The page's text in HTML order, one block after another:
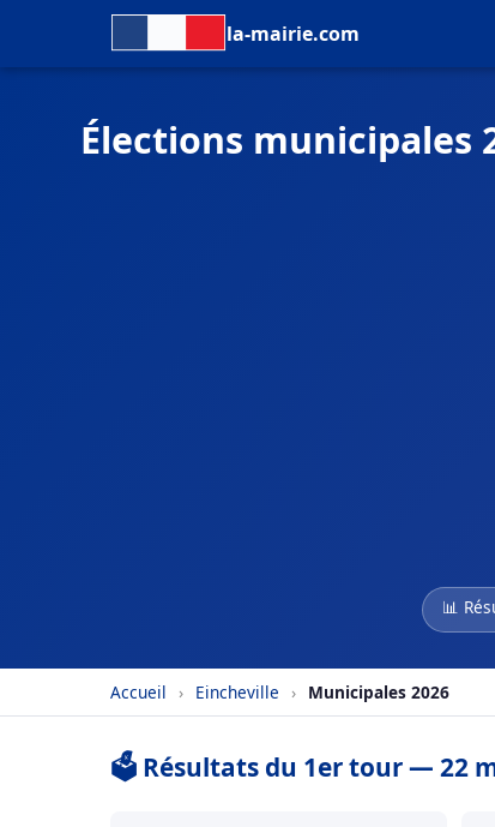
la-mairie.com
Élections municipales
📊
Accueil › Eincheville › Municipales 2026
🗳️ Résultats du 1er tour — 22